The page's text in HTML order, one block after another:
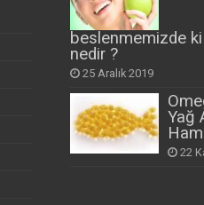
beslenmemizde
nedir ?
25 Aralık 2019
Yağ
22